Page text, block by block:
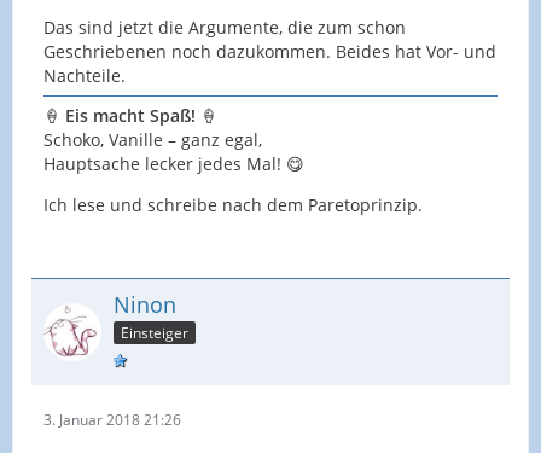
Das sind jetzt die Argumente, die zum schon
Geschriebenen noch dazukommen. Beides hat Vor- und
Nachteile.
🍦 Eis macht Spaß! 🍦
Schoko, Vanille – ganz egal,
Hauptsache lecker jedes Mal! 😋
Ich lese und schreibe nach dem Paretoprinzip.
Ninon
Einsteiger
3. Januar 2018 21:26